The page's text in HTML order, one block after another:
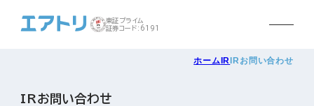
東証プライム
証券コード:6191
ホーム IR IRお問い合わせ
IRお問い合わせ